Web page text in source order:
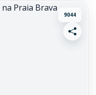
9044